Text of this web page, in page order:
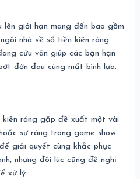
giới hạn mang đến bao gồm
nhà về số tiền kiên ráng
cứu vãn giúp các bạn hạn
đớn đau cùng mất bình lựa.
kiên ráng gặp đề xuất một vài
sự ráng trong game show.
giải quyết cùng khắc phục
nhưng đôi lúc cũng đề nghị
xử lý.